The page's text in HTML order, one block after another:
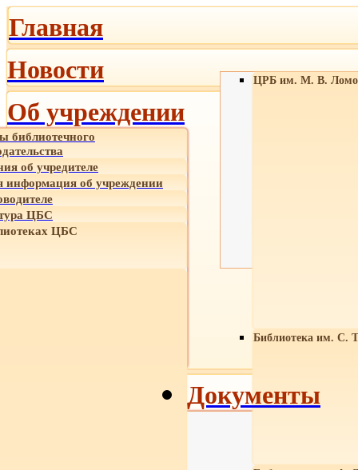
Главная
Новости
Об учреждении
библиотечного
об учредителе
об учреждении
ЦБС
ЦБС
ЦРБ им. М. В.
Библиотека им. С.
Документы